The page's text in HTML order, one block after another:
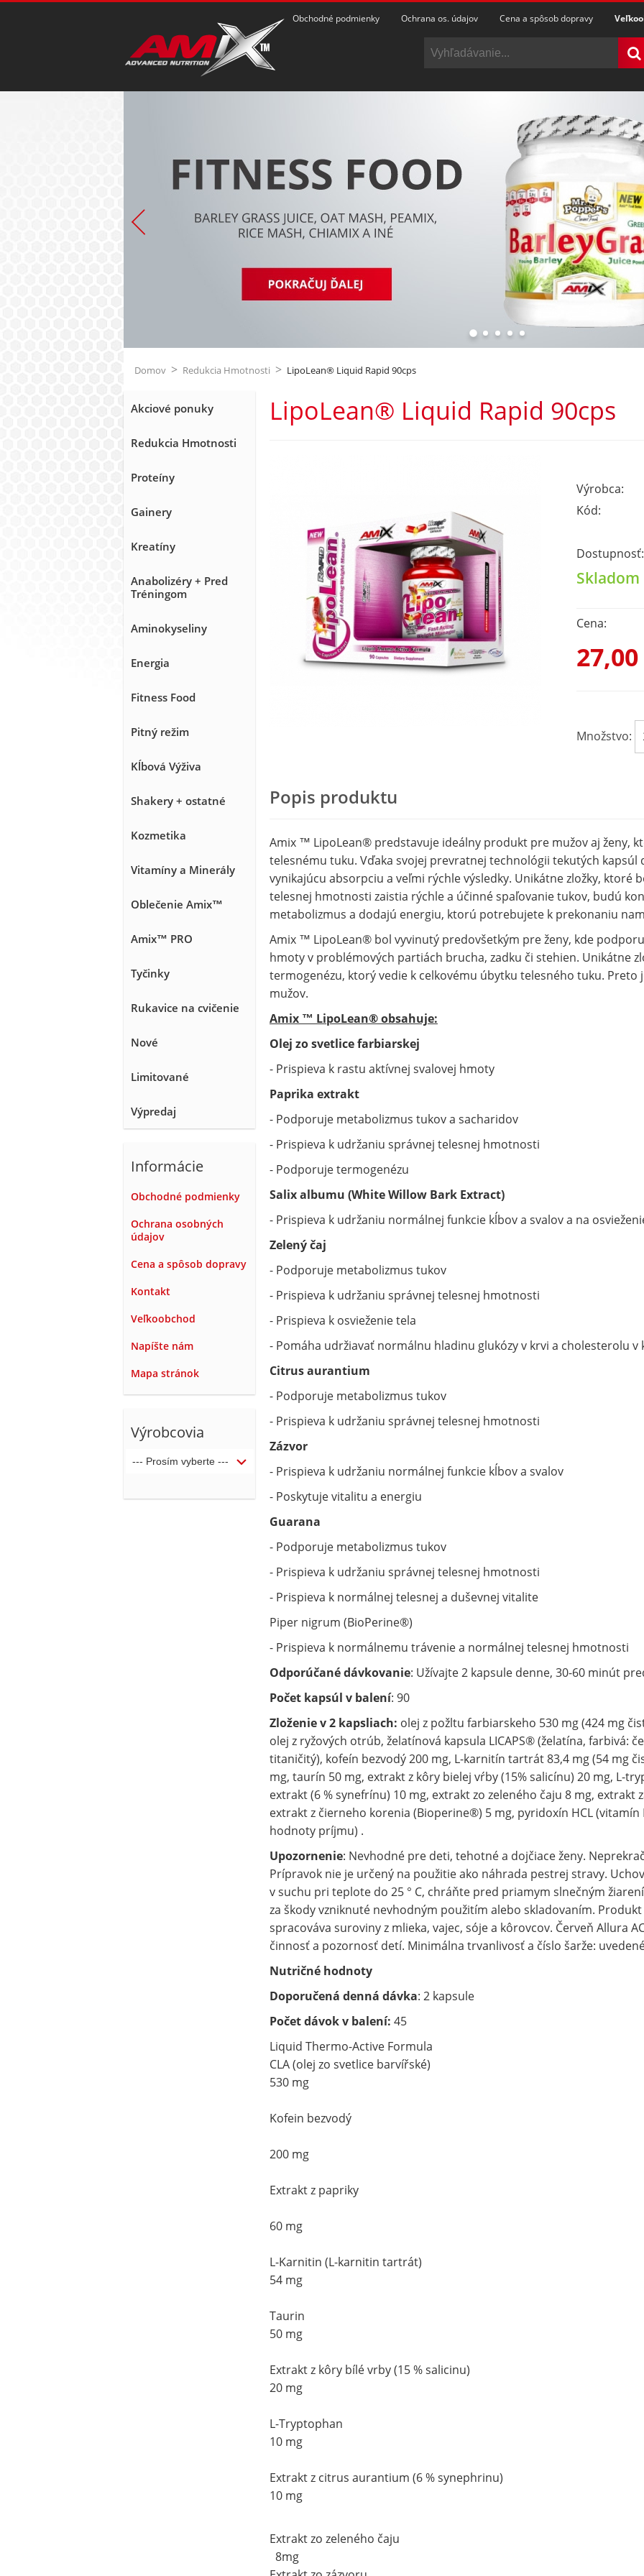
Obchodné podmienky Ochrana os. údajov Cena a spôsob dopravy
Domov > Redukcia Hmotnosti > LipoLean® Liquid Rapid 90cps
Akciové ponuky
Redukcia Hmotnosti
Proteíny
Gainery
Kreatíny
Anabolizéry + Pred
Tréningom
Aminokyseliny
Energia
Fitness Food
Pitný režim
Kĺbová Výživa
Shakery + ostatné
Kozmetika
Vitamíny a Minerály
Oblečenie Amix™
Amix™ PRO
Tyčinky
Rukavice na cvičenie
Nové
Limitované
Výpredaj
Informácie
Obchodné podmienky
Ochrana osobných
údajov
Cena a spôsob dopravy
Kontakt
Veľkoobchod
Napíšte nám
Mapa stránok
Výrobcovia
LipoLean® Liquid Rapid 90cps
Výrobca:
Kód:
Dostupnosť:
Skladom
Cena:
Množstvo:
Popis produktu
Amix ™ LipoLean® predstavuje ideálny produkt pre mužov aj ženy,
telesnému tuku. Vďaka svojej prevratnej technológii tekutých
vynikajúcu absorpciu a veľmi rýchle výsledky. Unikátne zložky, ktoré
telesnej hmotnosti zaistia rýchle a účinné spaľovanie tukov, budú
metabolizmus a dodajú energiu, ktorú potrebujete k prekonaniu
Amix ™ LipoLean® bol vyvinutý predovšetkým pre ženy, kde
hmoty v problémových partiách brucha, zadku či stehien. Unikátne
termogenézu, ktorý vedie k celkovému úbytku telesného tuku.
mužov.
Amix ™ LipoLean® obsahuje:
Olej zo svetlice farbiarskej
- Prispieva k rastu aktívnej svalovej hmoty
Paprika extrakt
- Podporuje metabolizmus tukov a sacharidov
- Prispieva k udržaniu správnej telesnej hmotnosti
- Podporuje termogenézu
Salix albumu (White Willow Bark Extract)
- Prispieva k udržaniu normálnej funkcie kĺbov a svalov a na
Zelený čaj
- Podporuje metabolizmus tukov
- Prispieva k udržaniu správnej telesnej hmotnosti
- Prispieva k osvieženie tela
- Pomáha udržiavať normálnu hladinu glukózy v krvi a cholesterolu v
Citrus aurantium
- Podporuje metabolizmus tukov
- Prispieva k udržaniu správnej telesnej hmotnosti
Zázvor
- Prispieva k udržaniu normálnej funkcie kĺbov a svalov
- Poskytuje vitalitu a energiu
Guarana
- Podporuje metabolizmus tukov
- Prispieva k udržaniu správnej telesnej hmotnosti
- Prispieva k normálnej telesnej a duševnej vitalite
Piper nigrum (BioPerine®)
- Prispieva k normálnemu trávenie a normálnej telesnej hmotnosti
Odporúčané dávkovanie: Užívajte 2 kapsule denne, 30-60 minút
Počet kapsúl v balení: 90
Zloženie v 2 kapsliach: olej z požltu farbiarskeho 530 mg (424 mg
olej z ryžových otrúb, želatínová kapsula LICAPS® (želatína, farbivá:
titaničitý), kofeín bezvodý 200 mg, L-karnitín tartrát 83,4 mg (54 mg
mg, taurín 50 mg, extrakt z kôry bielej vŕby (15% salicínu) 20 mg, L-
extrakt (6 % synefrínu) 10 mg, extrakt zo zeleného čaju 8 mg, extrakt
extrakt z čierneho korenia (Bioperine®) 5 mg, pyridoxín HCL (vitamín
hodnoty príjmu) .
Upozornenie: Nevhodné pre deti, tehotné a dojčiace ženy.
Prípravok nie je určený na použitie ako náhrada pestrej stravy.
v suchu pri teplote do 25 ° C, chráňte pred priamym slnečným
za škody vzniknuté nevhodným použitím alebo skladovaním.
spracováva suroviny z mlieka, vajec, sóje a kôrovcov. Červeň Allura
činnosť a pozornosť detí. Minimálna trvanlivosť a číslo šarže:
Nutričné hodnoty
Doporučená denná dávka: 2 kapsule
Počet dávok v balení: 45
Liquid Thermo-Active Formula
CLA (olej zo svetlice barvířské)
530 mg
Kofein bezvodý
200 mg
Extrakt z papriky
60 mg
L-Karnitin (L-karnitin tartrát)
54 mg
Taurin
50 mg
Extrakt z kôry bílé vrby (15 % salicinu)
20 mg
L-Tryptophan
10 mg
Extrakt z citrus aurantium (6 % synephrinu)
10 mg
Extrakt zo zeleného čaju
8mg